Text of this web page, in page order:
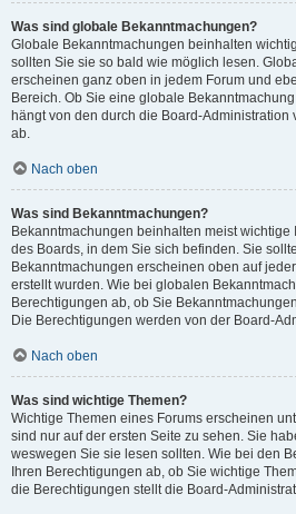
Was sind globale Bekanntmachungen?
Globale Bekanntmachungen beinhalten
sollten Sie sie so bald wie möglich lesen.
erscheinen ganz oben in jedem Forum und
Bereich. Ob Sie eine globale
hängt von den durch die Board-
ab.
Nach oben
Was sind Bekanntmachungen?
Bekanntmachungen beinhalten meist wichtige
des Boards, in dem Sie sich befinden. Sie
Bekanntmachungen erscheinen oben auf
erstellt wurden. Wie bei globalen
Berechtigungen ab, ob Sie
Die Berechtigungen werden von der Board-
Nach oben
Was sind wichtige Themen?
Wichtige Themen eines Forums erscheinen
sind nur auf der ersten Seite zu sehen. Sie
weswegen Sie sie lesen sollten. Wie bei den
Ihren Berechtigungen ab, ob Sie wichtige
die Berechtigungen stellt die Board-